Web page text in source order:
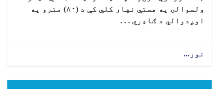
ولسوالۍ په هستي نهار کلي کې د (۸۰) مترو په
اوږدوالي د ګاډري . . .
نور...